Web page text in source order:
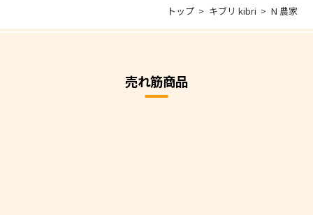
トップ キブリ kibri N 農家
売れ筋商品